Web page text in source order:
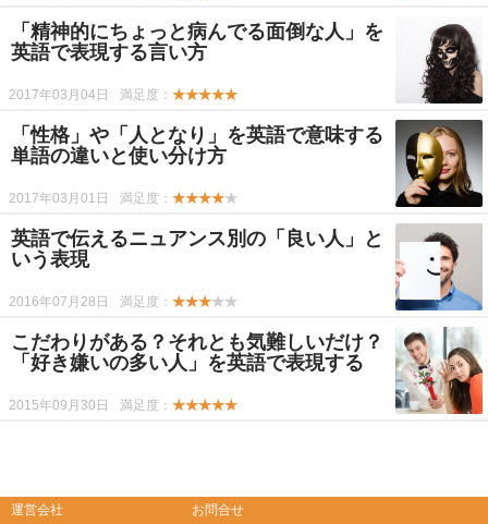
「精神的にちょっと病んでる面倒な人」を
英語で表現する言い方
2017年03月04日 満足度： ★★★★★
「性格」や「人となり」を英語で意味する
単語の違いと使い分け方
2017年03月01日 満足度： ★★★★★
英語で伝えるニュアンス別の「良い人」と
いう表現
2016年07月28日 満足度： ★★★★★
こだわりがある？それとも気難しいだけ？
「好き嫌いの多い人」を英語で表現する
2015年09月30日 満足度： ★★★★★
運営会社 お問合せ